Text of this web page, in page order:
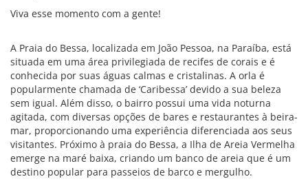
Viva esse momento com a gente!
A Praia do Bessa, localizada em João Pessoa, na Paraíba, está
situada em uma área privilegiada de recifes de corais e é
conhecida por suas águas calmas e cristalinas. A orla é
popularmente chamada de ‘Caribessa’ devido a sua beleza
sem igual. Além disso, o bairro possui uma vida noturna
agitada, com diversas opções de bares e restaurantes à beira-
mar, proporcionando uma experiência diferenciada aos seus
visitantes. Próximo à praia do Bessa, a Ilha de Areia Vermelha
emerge na maré baixa, criando um banco de areia que é um
destino popular para passeios de barco e mergulho.